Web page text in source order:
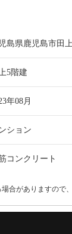
島県鹿児島市田
5階建
年08月
ション
コンクリート
合がありますので